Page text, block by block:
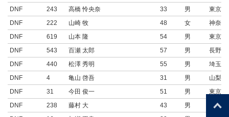
DNF
243 高橋 怜央奈 33 男
東京都
DNF
222 山崎 牧 48 女
神奈川
DNF
619 山本 隆 54 男
東京都
DNF
543 百瀬 太郎 57 男
長野県
DNF
440 松澤 秀明 55 男
埼玉県
DNF
4 亀山 啓吾 31 男
山梨県
DNF
31 今田 俊一 51 男
東京都
DNF
238 藤村 大 43 男
愛知県